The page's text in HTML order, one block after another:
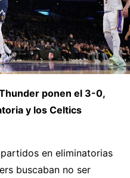
ponen el 3-0,
y los Celtics
en eliminatorias
buscaban no ser